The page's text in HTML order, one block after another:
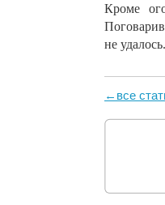
Кроме
не удалось.
←все